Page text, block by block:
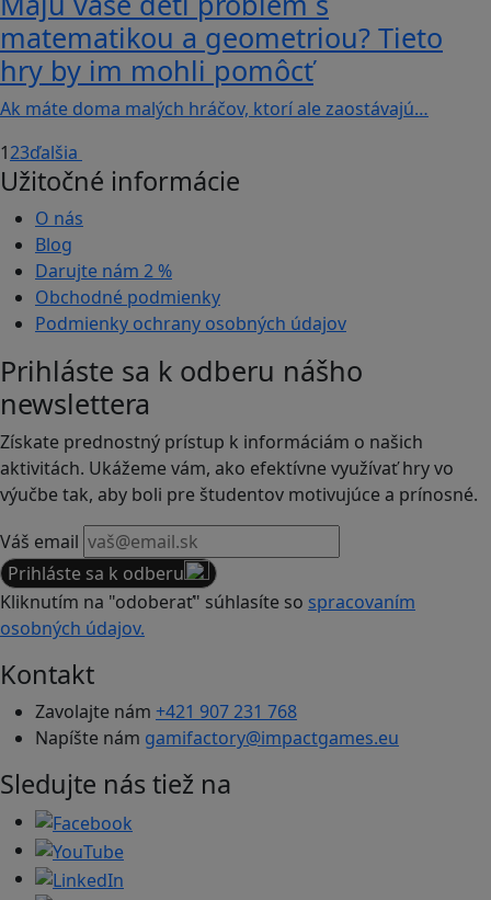
matematikou a geometriou? Tieto
hry by im mohli pomôcť
Ak máte doma malých hráčov, ktorí ale zaostávajú…
123ďalšia
Užitočné informácie
O nás
Blog
Darujte nám 2 %
Obchodné podmienky
Podmienky ochrany osobných údajov
Prihláste sa k odberu nášho
newslettera
Získate prednostný prístup k informáciám o našich
aktivitách. Ukážeme vám, ako efektívne využívať hry vo
výučbe tak, aby boli pre študentov motivujúce a prínosné.
Váš email
Prihláste sa k odberu
Kliknutím na "odoberať" súhlasíte so spracovaním
osobných údajov.
Kontakt
Zavolajte nám +421 907 231 768
Napíšte nám gamifactory@impactgames.eu
Sledujte nás tiež na